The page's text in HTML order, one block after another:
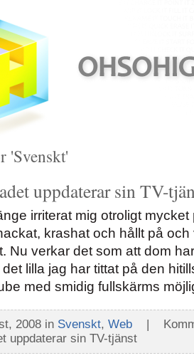
uppdaterar sin TV-
irriterat mig otroligt mycket
krashat och hållt på
Nu verkar det som att dom
lilla jag har tittat på den
med smidig fullskärms
2008 in Svenskt, Web |
uppdaterar sin TV-tjänst